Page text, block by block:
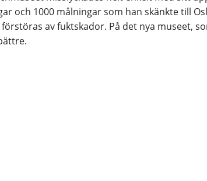
och 1000 målningar som han skänkte till
av fuktskador. På det nya museet,